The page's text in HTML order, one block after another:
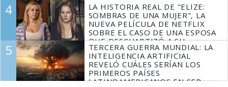
4
LA HISTORIA REAL DE "ELIZE:
SOMBRAS DE UNA MUJER", LA
NUEVA PELÍCULA DE NETFLIX
SOBRE EL CASO DE UNA ESPOSA
QUE DESCUARTIZÓ A SU
MARIDO
5
TERCERA GUERRA MUNDIAL: LA
INTELIGENCIA ARTIFICIAL
REVELÓ CUÁLES SERÍAN LOS
PRIMEROS PAÍSES
LATINOAMERICANOS EN SER